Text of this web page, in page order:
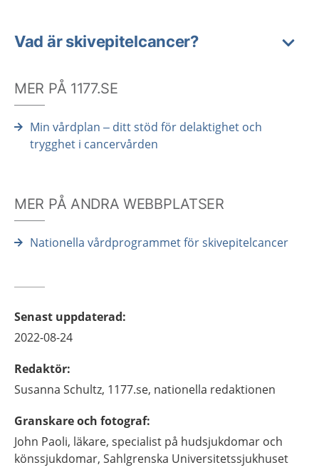
Vad är skivepitelcancer?
MER PÅ 1177.SE
Min vårdplan – ditt stöd för delaktighet och
trygghet i cancervården
MER PÅ ANDRA WEBBPLATSER
Nationella vårdprogrammet för skivepitelcancer
Senast uppdaterad:
2022-08-24
Redaktör:
Susanna Schultz, 1177.se, nationella redaktionen
Granskare och fotograf:
John Paoli, läkare, specialist på hudsjukdomar och
könssjukdomar, Sahlgrenska Universitetssjukhuset